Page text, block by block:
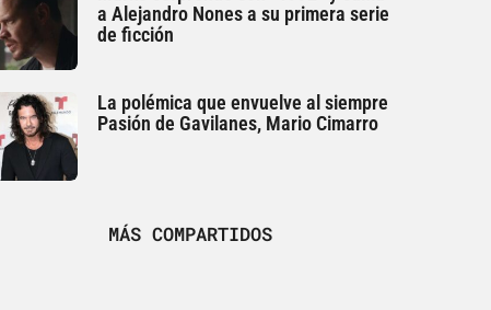
a Alejandro Nones a su primera serie
de ficción
La polémica que envuelve al siempre
Pasión de Gavilanes, Mario Cimarro
MÁS COMPARTIDOS